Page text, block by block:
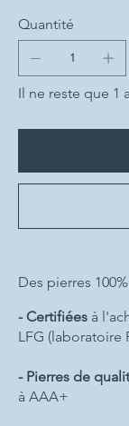
Quantité
Il ne reste que 1
Des pierres
- Certifiées à
LFG (laboratoire
- Pierres de
à AAA+